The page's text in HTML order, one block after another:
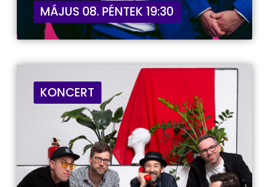
MÁJUS 08. PÉNTEK 19:30
KONCERT